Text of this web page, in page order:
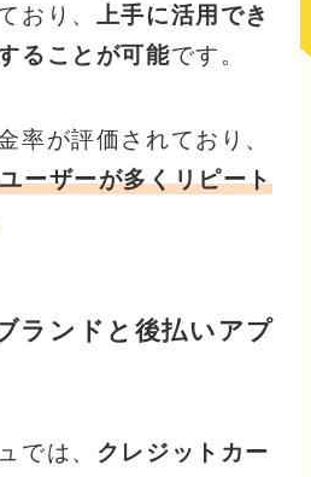
おり、 上手に活用でき
ることが可能です。
率が評価されており、
ーザーが多くリピート
ランドと後払いアプ
では、 クレジットカー